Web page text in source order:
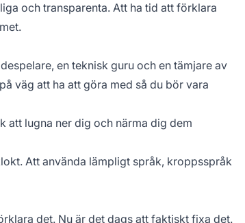
och transparenta. Att ha tid att förklara
en teknisk guru och en tämjare av
väg att ha att göra med så du bör vara
att lugna ner dig och närma dig dem
Att använda lämpligt språk, kroppsspråk
det. Nu är det dags att faktiskt fixa det.